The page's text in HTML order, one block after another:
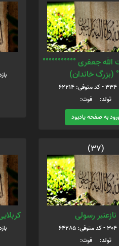
جعفری °°°°°°°°°°°
(بزرگ خاندان)
تولد: فوت:
به صفحه یادبود
بازدید:
(37)
نازعنبر رسولی
تولد: فوت:
بازدید: